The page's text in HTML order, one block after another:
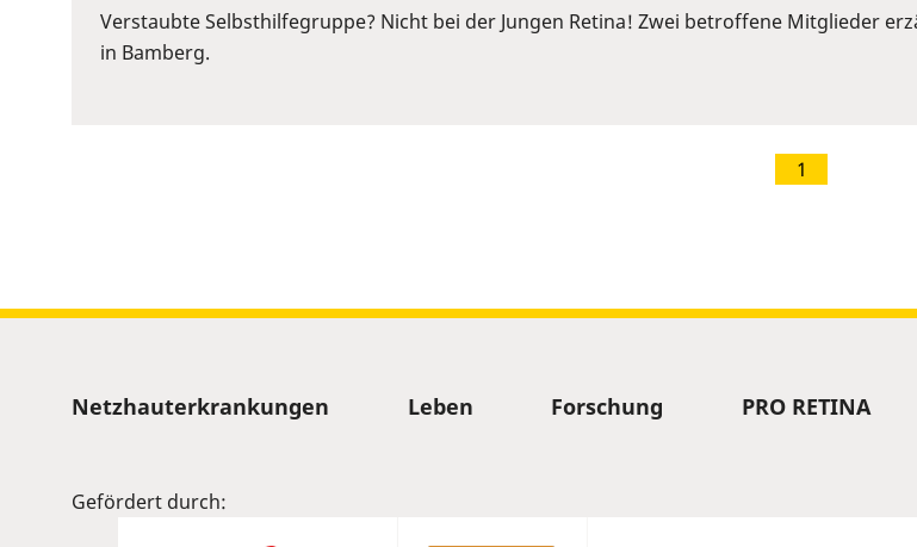
or
Space
Verstaubte Selbsthilfegruppe? Nicht bei der Jungen Retina! Zwei betroffene Mitglieder
in Bamberg.
1
Sitemap
Netzhauterkrankungen Leben Forschung PRO RETINA
Gefördert durch: